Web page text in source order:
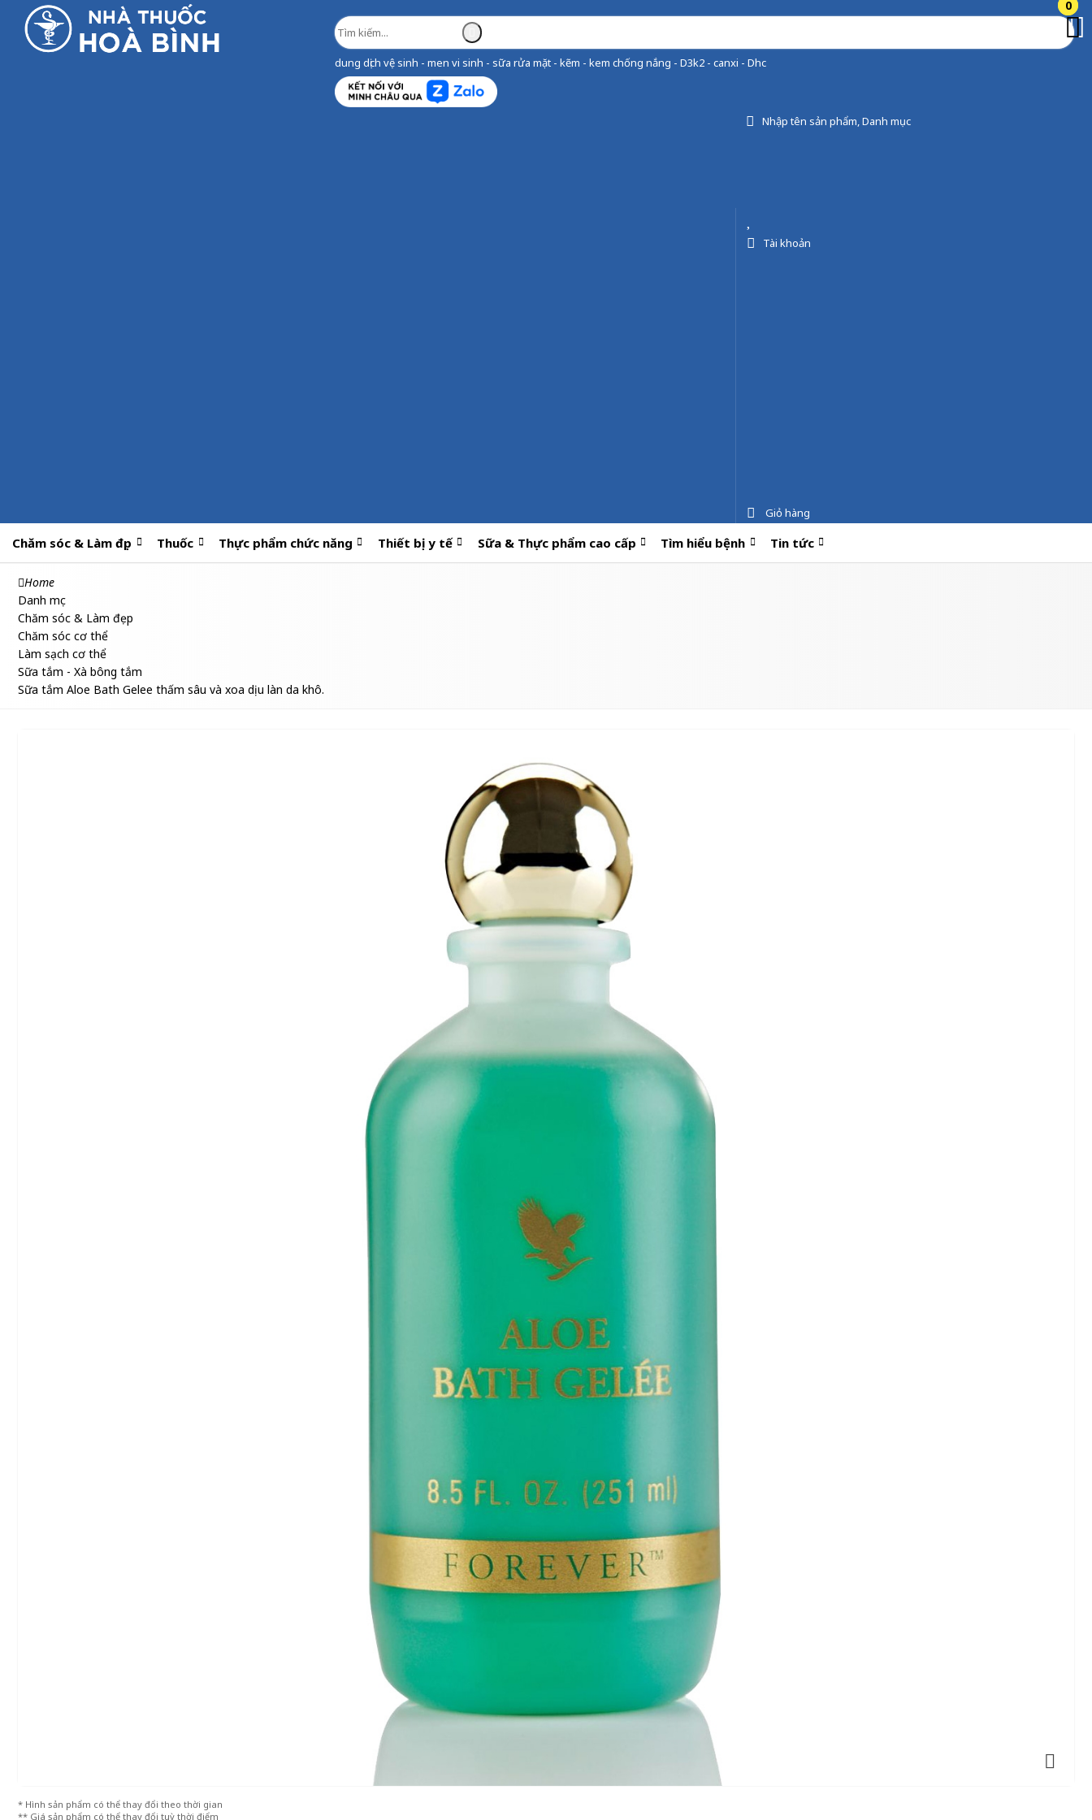
dung dịch vệ sinh - men vi sinh - sữa rửa mặt - kẽm - kem chống nắng - D3k2 - canxi - Dhc
Nhập tên sản phẩm, Danh mục
0
Tài khoản
0
Giỏ hàng
Chăm sóc & Làm đẹp Thuốc Thực phẩm chức năng Thiết bị y tế Sữa & Thực phẩm cao cấp Tìm hiểu bệnh Tin tức
Home
Danh mục
Chăm sóc & Làm đẹp
Chăm sóc cơ thể
Làm sạch cơ thể
Sữa tắm - Xà bông tắm
Sữa tắm Aloe Bath Gelee thấm sâu và xoa dịu làn da khô.
* Hình sản phẩm có thể thay đổi theo thời gian
** Giá sản phẩm có thể thay đổi tuỳ thời điểm